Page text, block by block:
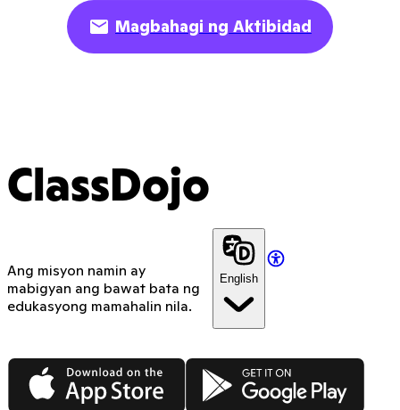
Magbahagi ng Aktibidad
ClassDojo
Ang misyon namin ay
mabigyan ang bawat bata ng
edukasyong mamahalin nila.
English
App Store Google Play